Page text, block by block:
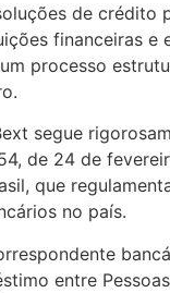
de crédito
financeiras e
processo
segue
de 24 de
que
no país.
entre